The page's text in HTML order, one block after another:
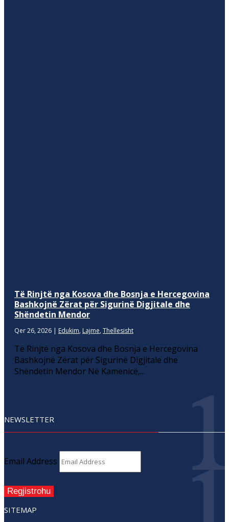
Të Rinjtë nga Kosova dhe Bosnja e Hercegovina
Bashkojnë Zërat për Sigurinë Digjitale dhe
Shëndetin Mendor
Qer 26, 2026 | Edukim, Lajme, Thellesisht
Të Rinjtë nga Kosova dhe Bosnja e Hercegovina
Bashkojnë Zërat për Sigurinë Digjitale dhe
Shëndetin Mendor Në Kamenicë,...
NEWSLETTER
Email Address
Regjistrohu
SITEMAP